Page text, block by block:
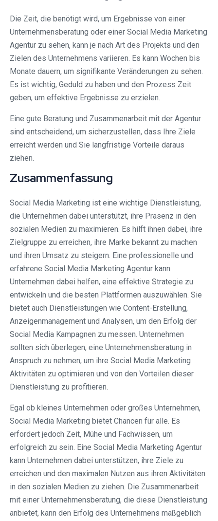
Die Zeit, die benötigt wird, um Ergebnisse von einer
Unternehmensberatung oder einer Social Media Marketing
Agentur zu sehen, kann je nach Art des Projekts und den
Zielen des Unternehmens variieren. Es kann Wochen bis
Monate dauern, um signifikante Veränderungen zu sehen.
Es ist wichtig, Geduld zu haben und den Prozess Zeit
geben, um effektive Ergebnisse zu erzielen.
Eine gute Beratung und Zusammenarbeit mit der Agentur
sind entscheidend, um sicherzustellen, dass Ihre Ziele
erreicht werden und Sie langfristige Vorteile daraus
ziehen.
Zusammenfassung
Social Media Marketing ist eine wichtige Dienstleistung,
die Unternehmen dabei unterstützt, ihre Präsenz in den
sozialen Medien zu maximieren. Es hilft ihnen dabei, ihre
Zielgruppe zu erreichen, ihre Marke bekannt zu machen
und ihren Umsatz zu steigern. Eine professionelle und
erfahrene Social Media Marketing Agentur kann
Unternehmen dabei helfen, eine effektive Strategie zu
entwickeln und die besten Plattformen auszuwählen. Sie
bietet auch Dienstleistungen wie Content-Erstellung,
Anzeigenmanagement und Analysen, um den Erfolg der
Social Media Kampagnen zu messen. Unternehmen
sollten sich überlegen, eine Unternehmensberatung in
Anspruch zu nehmen, um ihre Social Media Marketing
Aktivitäten zu optimieren und von den Vorteilen dieser
Dienstleistung zu profitieren.
Egal ob kleines Unternehmen oder großes Unternehmen,
Social Media Marketing bietet Chancen für alle. Es
erfordert jedoch Zeit, Mühe und Fachwissen, um
erfolgreich zu sein. Eine Social Media Marketing Agentur
kann Unternehmen dabei unterstützen, ihre Ziele zu
erreichen und den maximalen Nutzen aus ihren Aktivitäten
in den sozialen Medien zu ziehen. Die Zusammenarbeit
mit einer Unternehmensberatung, die diese Dienstleistung
anbietet, kann den Erfolg des Unternehmens maßgeblich